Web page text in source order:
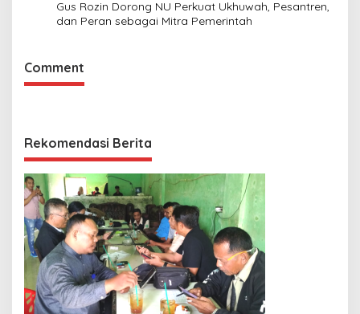
Gus Rozin Dorong NU Perkuat Ukhuwah, Pesantren,
dan Peran sebagai Mitra Pemerintah
Comment
Rekomendasi Berita